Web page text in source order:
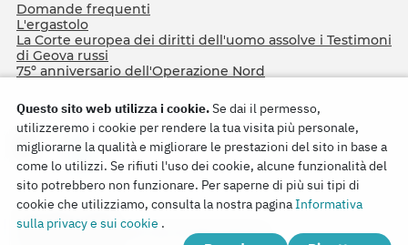
Domande frequenti
L'ergastolo
La Corte europea dei diritti dell'uomo assolve i Testimoni
di Geova russi
75º anniversario dell'Operazione Nord
Copyright © 2026
Watch Tower Bible and Tract Society of Korea.
Questo sito web utilizza i cookie.Se dai il permesso,
utilizzeremo i cookie per rendere la tua visita più personale,
migliorarne la qualità e migliorare le prestazioni del sito in base a
come lo utilizzi. Se rifiuti l'uso dei cookie, alcune funzionalità del
sito potrebbero non funzionare. Per saperne di più sui tipi di
cookie che utilizziamo, consulta la nostra paginaInformativa
sulla privacy e sui cookie .